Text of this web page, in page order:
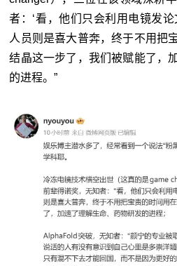
者：‘看，他们只会利用电镜发
人员则是喜大普奔，终于不用把
结晶这一步了，我们被赋能了，
的进程。”